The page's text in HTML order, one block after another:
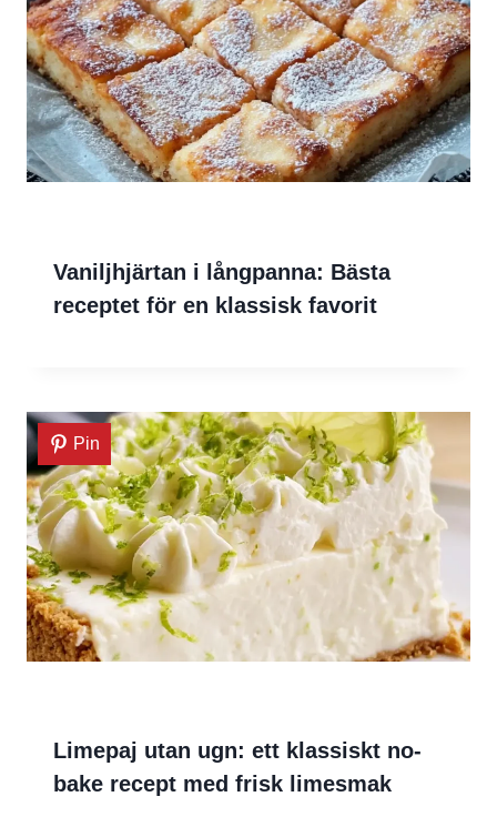
Vaniljhjärtan i långpanna: Bästa
receptet för en klassisk favorit
Pin
Limepaj utan ugn: ett klassiskt no-
bake recept med frisk limesmak